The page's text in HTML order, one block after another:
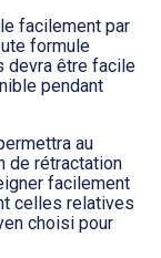
facilement par
formule
devra être facile
pendant
au
de rétractation
facilement
celles relatives
choisi pour